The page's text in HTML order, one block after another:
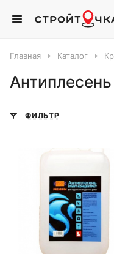
Главная Каталог
ФИЛЬТР